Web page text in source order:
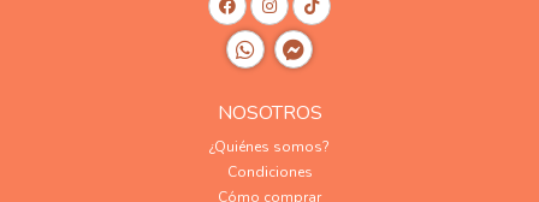
NOSOTROS
¿Quiénes somos?
Condiciones
Cómo comprar